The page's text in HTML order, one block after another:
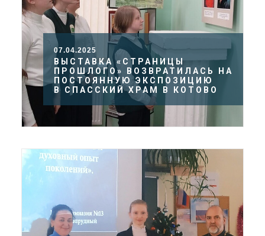
07.04.2025
ВЫСТАВКА «СТРАНИЦЫ
ПРОШЛОГО» ВОЗВРАТИЛАСЬ НА
ПОСТОЯННУЮ ЭКСПОЗИЦИЮ
В СПАССКИЙ ХРАМ В КОТОВО